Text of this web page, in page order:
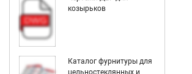
козырьков
Каталог фурнитуры для
цельностеклянных и